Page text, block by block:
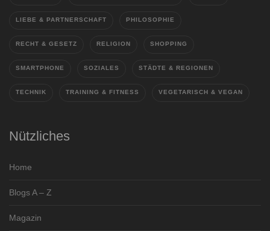
LIEBE & PARTNERSCHAFT PHILOSOPHIE
RECHT & GESETZ RELIGION SHOPPING
SMARTPHONE SOZIALES STÄDTE & REGIONEN
TECHNIK TRAINING & FITNESS VEGETARISCH & VEGAN
Nützliches
Home
Blogs A – Z
Magazin